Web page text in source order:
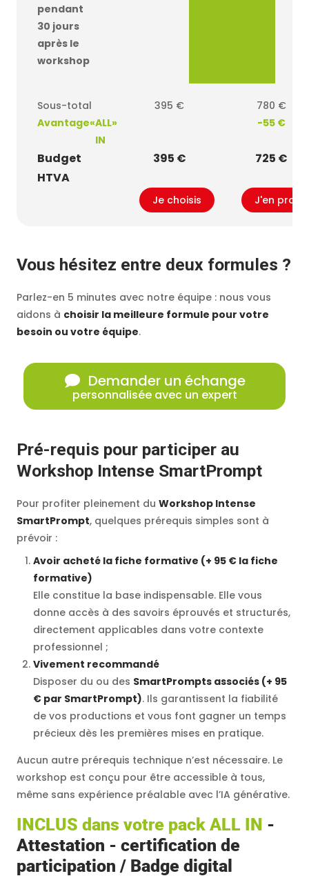
pendant
30 jours
après le
workshop
Sous-total 395 €
780 €
Avantage«ALL
IN
» -55 €
Budget
HTVA
395 € 725 €
Je choisis J'en
Vous hésitez entre deux formules ?
Parlez-en 5 minutes avec notre équipe : nous vous
aidons à choisir la meilleure formule pour votre
besoin ou votre équipe.
Demander un échange
personnalisée avec un expert
Pré-requis pour participer au
Workshop Intense SmartPrompt
Pour profiter pleinement du Workshop Intense
SmartPrompt, quelques prérequis simples sont à
prévoir :
Avoir acheté la fiche formative (+ 95 € la fiche
formative)
Elle constitue la base indispensable. Elle vous
donne accès à des savoirs éprouvés et structurés,
directement applicables dans votre contexte
professionnel ;
Vivement recommandé
Disposer du ou des SmartPrompts associés (+ 95
€ par SmartPrompt). Ils garantissent la fiabilité
de vos productions et vous font gagner un temps
précieux dès les premières mises en pratique.
Aucun autre prérequis technique n’est nécessaire. Le
workshop est conçu pour être accessible à tous,
même sans expérience préalable avec l’IA générative.
INCLUS dans votre pack ALL IN -
Attestation - certification de
participation / Badge digital